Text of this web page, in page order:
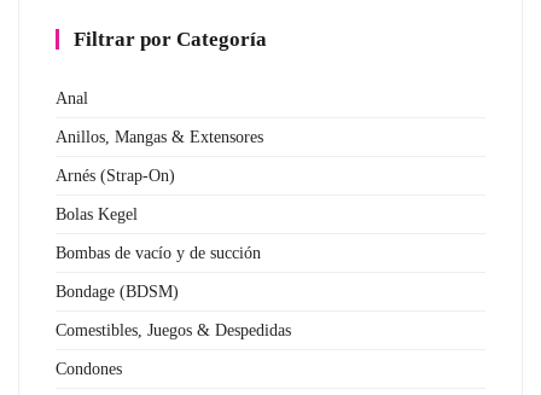
Filtrar por Categoría
Anal
Anillos, Mangas & Extensores
Arnés (Strap-On)
Bolas Kegel
Bombas de vacío y de succión
Bondage (BDSM)
Comestibles, Juegos & Despedidas
Condones